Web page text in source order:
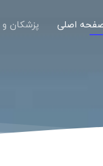
اصلی پزشکان و